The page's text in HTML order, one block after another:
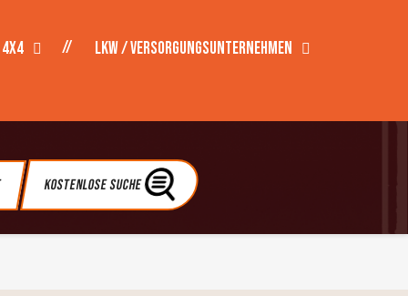
LKW / Versorgungsunternehmen
Kostenlose Suche